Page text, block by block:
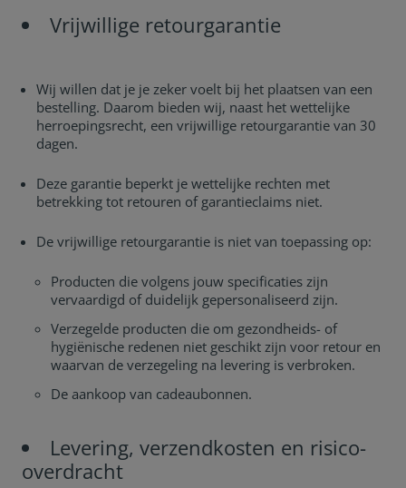
Vrijwillige retourgarantie
Wij willen dat je je zeker voelt bij het plaatsen van een
bestelling. Daarom bieden wij, naast het wettelijke
herroepingsrecht, een vrijwillige retourgarantie van 30
dagen.
Deze garantie beperkt je wettelijke rechten met
betrekking tot retouren of garantieclaims niet.
De vrijwillige retourgarantie is niet van toepassing op:
Producten die volgens jouw specificaties zijn
vervaardigd of duidelijk gepersonaliseerd zijn.
Verzegelde producten die om gezondheids- of
hygiënische redenen niet geschikt zijn voor retour en
waarvan de verzegeling na levering is verbroken.
De aankoop van cadeaubonnen.
Levering, verzendkosten en risico-
overdracht